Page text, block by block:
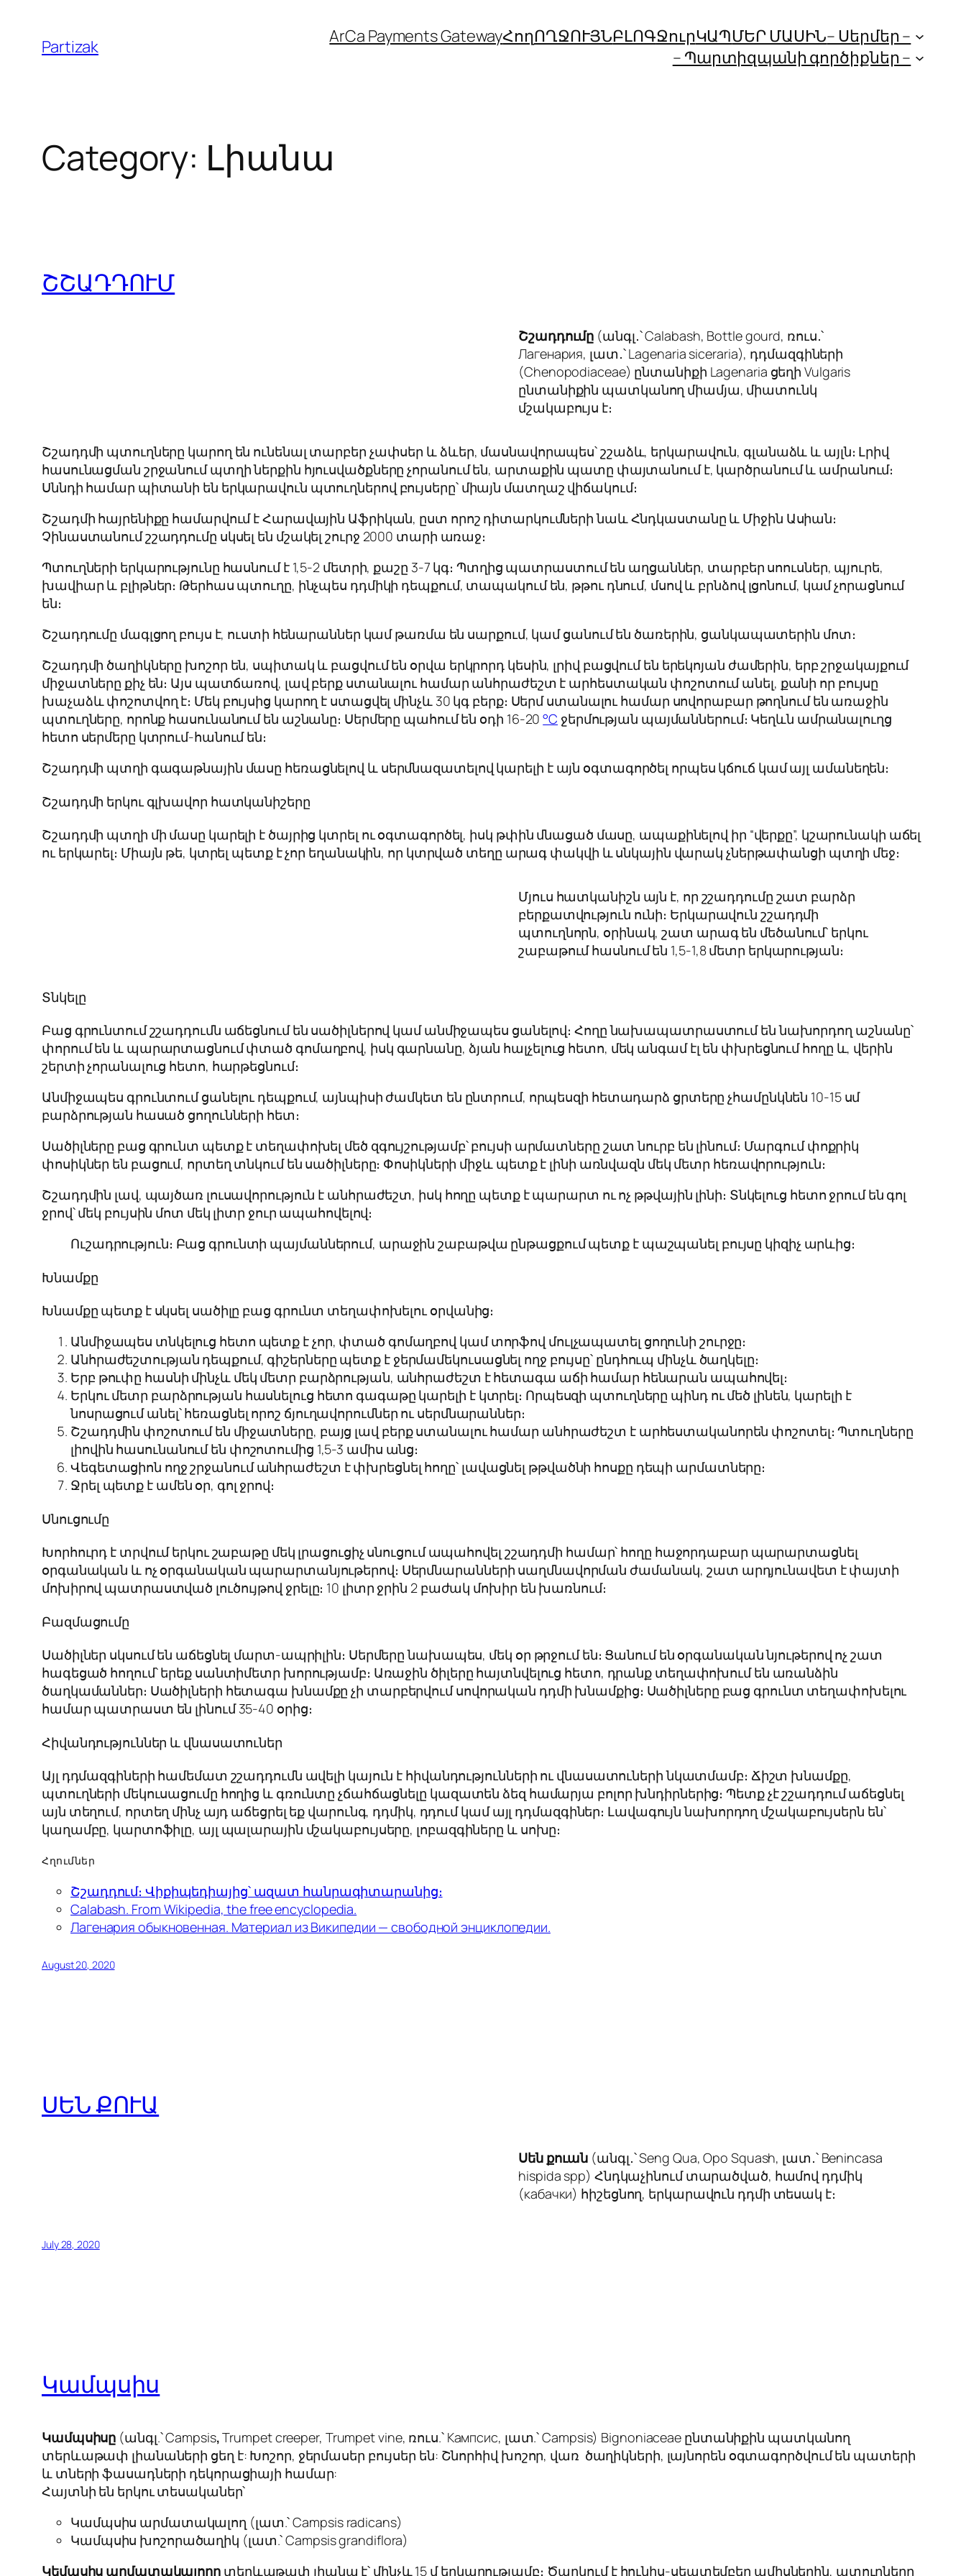
content
Partizak ArCa Payments GatewayՀողՈՂՋՈՒՅՆԲԼՈԳՋուրԿԱՊՄԵՐ ՄԱՍԻՆ– Սերմեր –
– Պարտիզպանի գործիքներ –
Category: Լիանա
ՇՇԱԴԴՈՒՄ
Շշադդումը (անգլ․՝ Calabash, Bottle gourd, ռուս․՝
Лагенария, լատ․՝Lagenaria siceraria), դդմազգիների
(Chenopodiaceae) ընտանիքի Lagenaria ցեղի Vulgaris
ընտանիքին պատկանող միամյա, միատունկ
մշակաբույս է։
Շշադդմի պտուղները կարող են ունենալ տարբեր չափսեր և ձևեր, մասնավորապես՝ շշաձև, երկարավուն, գլանաձև և այլն։ Լրիվ
հասունացման շրջանում պտղի ներքին հյուսվածքները չորանում են, արտաքին պատը փայտանում է, կարծրանում և ամրանում։
Սննդի համար պիտանի են երկարավուն պտուղներով բույսերը՝ միայն մատղաշ վիճակում։
Շշադմի հայրենիքը համարվում է Հարավային Աֆրիկան, ըստ որոշ դիտարկումների նաև Հնդկաստանը և Միջին Ասիան։
Չինաստանում շշադդումը սկսել են մշակել շուրջ 2000 տարի առաջ։
Պտուղների երկարությունը հասնում է 1,5-2 մետրի, քաշը 3-7 կգ։ Պտղից պատրաստում են աղցաններ, տարբեր սոուսներ, պյուրե,
խավիար և բլիթներ։ Թերհաս պտուղը, ինչպես դդմիկի դեպքում, տապակում են, թթու դնում, մսով և բրնձով լցոնում, կամ չորացնում
են։
Շշադդումը մագլցող բույս է, ուստի հենարաններ կամ թառմա են սարքում, կամ ցանում են ծառերին, ցանկապատերին մոտ։
Շշադդմի ծաղիկները խոշոր են, սպիտակ և բացվում են օրվա երկրորդ կեսին, լրիվ բացվում են երեկոյան ժամերին, երբ շրջակայքում
միջատները քիչ են։ Այս պատճառով, լավ բերք ստանալու համար անհրաժեշտ է արհեստական փոշոտում անել, քանի որ բույսը
խաչաձև փոշոտվող է։ Մեկ բույսից կարող է ստացվել մինչև 30 կգ բերք։ Սերմ ստանալու համար սովորաբար թողնում են առաջին
պտուղները, որոնք հասունանում են աշնանը։ Սերմերը պահում են օդի 16-20°C ջերմության պայմաններում։ Կեղևն ամրանալուղց
հետո սերմերը կտրում-հանում են։
Շշադդմի պտղի գագաթնային մասը հեռացնելով և սերմնազատելով կարելի է այն օգտագործել որպես կճուճ կամ այլ ամանեղեն։
Շշադդմի երկու գլխավոր հատկանիշերը
Շշադդմի պտղի մի մասը կարելի է ծայրից կտրել ու օգտագործել, իսկ թփին մնացած մասը, ապաքինելով իր “վերքը”, կշարունակի աճել
ու երկարել։ Միայն թե, կտրել պետք է չոր եղանակին, որ կտրված տեղը արագ փակվի և սնկային վարակ չներթափանցի պտղի մեջ։
Մյուս հատկանիշն այն է, որ շշադդումը շատ բարձր
բերքատվություն ունի։ Երկարավուն շշադդմի
պտուղնորն, օրինակ, շատ արագ են մեծանում՝ երկու
շաբաթում հասնում են 1,5-1,8 մետր երկարության։
Տնկելը
Բաց գրունտում շշադդումն աճեցնում են սածիլներով կամ անմիջապես ցանելով։ Հողը նախապատրաստում են նախորդող աշնանը՝
փորում են և պարարտացնում փտած գոմաղբով, իսկ գարնանը, ձյան հալչելուց հետո, մեկ անգամ էլ են փխրեցնում հողը և, վերին
շերտի չորանալուց հետո, հարթեցնում։
Անմիջապես գրունտում ցանելու դեպքում, այնպիսի ժամկետ են ընտրում, որպեսզի հետադարձ ցրտերը չհամընկնեն 10-15 սմ
բարձրության հասած ցողունների հետ։
Սածիլները բաց գրունտ պետք է տեղափոխել մեծ զգույշությամբ՝ բույսի արմատները շատ նուրբ են լինում։ Մարգում փոքրիկ
փոսիկներ են բացում, որտեղ տնկում են սածիլները։ Փոսիկների միջև պետք է լինի առնվազն մեկ մետր հեռավորություն։
Շշադդմին լավ, պայծառ լուսավորություն է անհրաժեշտ, իսկ հողը պետք է պարարտ ու ոչ թթվային լինի։ Տնկելուց հետո ջրում են գոլ
ջրով՝ մեկ բույսին մոտ մեկ լիտր ջուր ապահովելով։
Ուշադրություն։ Բաց գրունտի պայմաններում, արաջին շաբաթվա ընթացքում պետք է պաշպանել բույսը կիզիչ արևից։
Խնամքը
Խնամքը պետք է սկսել սածիլը բաց գրունտ տեղափոխելու օրվանից։
Անմիջապես տնկելուց հետո պետք է չոր, փտած գոմաղբով կամ տորֆով մուլչապատել ցողունի շուրջը։
Անհրաժեշտության դեպքում, գիշերները պետք է ջերմամեկուսացնել ողջ բույսը՝ ընդհուպ մինչև ծաղկելը։
Երբ թուփը հասնի մինչև մեկ մետր բարձրության, անհրաժեշտ է հետագա աճի համար հենարան ապահովել։
Երկու մետր բարձրության հասնելուց հետո գագաթը կարելի է կտրել։ Որպեսզի պտուղները պինդ ու մեծ լինեն, կարելի է
նոսրացում անել՝ հեռացնել որոշ ճյուղավորումներ ու սերմնարաններ։
Շշադդմին փոշոտում են միջատները, բայց լավ բերք ստանալու համար անհրաժեշտ է արհեստականորեն փոշոտել։ Պտուղները
լիովին հասունանում են փոշոտումից 1,5-3 ամիս անց։
Վեգետացիոն ողջ շրջանում անհրաժեշտ է փխրեցնել հողը՝ լավացնել թթվածնի հոսքը դեպի արմատները։
Ջրել պետք է ամեն օր, գոլ ջրով։
Սնուցումը
Խորհուրդ է տրվում երկու շաբաթը մեկ լրացուցիչ սնուցում ապահովել շշադդմի համար՝ հողը հաջորդաբար պարարտացնել
օրգանական և ոչ օրգանական պարարտանյութերով։ Սերմնարանների սաղմնավորման ժամանակ, շատ արդյունավետ է փայտի
մոխիրով պատրաստված լուծույթով ջրելը։ 10 լիտր ջրին 2 բաժակ մոխիր են խառնում։
Բազմացումը
Սածիլներ սկսում են աճեցնել մարտ-ապրիլին։ Սերմերը նախապես, մեկ օր թրջում են։ Ցանում են օրգանական նյութերով ոչ շատ
հագեցած հողում՝ երեք սանտիմետր խորությամբ։ Առաջին ծիլերը հայտնվելուց հետո, դրանք տեղափոխում են առանձին
ծաղկամաններ։ Սածիլների հետագա խնամքը չի տարբերվում սովորական դդմի խնամքից։ Սածիլները բաց գրունտ տեղափոխելու
համար պատրաստ են լինում 35-40 օրից։
Հիվանդություններ և վնասատուներ
Այլ դդմազգիների համեմատ շշադդումն ավելի կայուն է հիվանդությունների ու վնասատուների նկատմամբ։ Ճիշտ խնամքը,
պտուղների մեկուսացումը հողից և գռունտը չճահճացնելը կազատեն ձեզ համարյա բոլոր խնդիրներից։ Պետք չէ շշադդում աճեցնել
այն տեղում, որտեղ մինչ այդ աճեցրել եք վարունգ, դդմիկ, դդում կամ այլ դդմազգիներ։ Լավագույն նախորդող մշակաբույսերն են՝
կաղամբը, կարտոֆիլը, այլ պալարային մշակաբույսերը, լոբազգիները և սոխը։
Հղումներ
Շշադդում։ Վիքիպեդիայից՝ ազատ հանրագիտարանից։
Calabash. From Wikipedia, the free encyclopedia.
Лагенария обыкновенная. Материал из Википедии — свободной энциклопедии.
August 20, 2020
ՍԵՆ ՔՈՒԱ
Սեն քուան (անգլ․՝ Seng Qua, Opo Squash, լատ․՝ Benincasa
hispida spp) Հնդկաչինում տարածված, համով դդմիկ
(кабачки) հիշեցնող, երկարավուն դդմի տեսակ է։
July 28, 2020
Կամպսիս
Կամպսիսը (անգլ.՝ Campsis,Trumpet creeper, Trumpet vine, ռուս.՝ Кампсис, լատ.՝Campsis) Bignoniaceae ընտանիքին պատկանող
տերևաթափ լիանաների ցեղ է: Խոշոր, ջերմասեր բույսեր են: Շնորհիվ խոշոր, վառ ծաղիկների, լայնորեն օգտագործվում են պատերի
և տների ֆասադների դեկորացիայի համար:
Հայտնի են երկու տեսականեր՝
Կամպսիս արմատակալող (լատ.՝Campsis radicans)
Կամպսիս խոշորածաղիկ (լատ.՝ Campsis grandiflora)
Կեմպսիս արմատակալողը տերևաթափ լիանա է՝ մինչև 15 մ երկարությամբ։ Ծաղկում է հունիս-սեպտեմբեր ամիսներին, պտուղները